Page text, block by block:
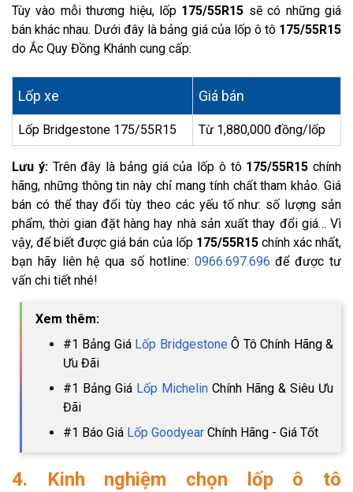
Tùy vào mỗi thương hiệu, lốp 175/55R15 sẽ có những giá
bán khác nhau. Dưới đây là bảng giá của lốp ô tô 175/55R15
do Ắc Quy Đồng Khánh cung cấp:
Lốp xe Giá bán
Lốp Bridgestone 175/55R15 Từ 1,880,000 đồng/lốp
Lưu ý:Trên đây là bảng giá của lốp ô tô 175/55R15 chính
hãng, những thông tin này chỉ mang tính chất tham khảo. Giá
bán có thể thay đổi tùy theo các yếu tố như: số lượng sản
phẩm, thời gian đặt hàng hay nhà sản xuất thay đổi giá… Vì
vậy, để biết được giá bán của lốp 175/55R15chính xác nhất,
bạn hãy liên hệ qua số hotline: 0966.697.696 để được tư
vấn chi tiết nhé!
Xem thêm:
#1 Bảng Giá Lốp Bridgestone Ô Tô Chính Hãng &
Ưu Đãi
#1 Bảng Giá Lốp Michelin Chính Hãng & Siêu Ưu
Đãi
#1 Báo Giá Lốp Goodyear Chính Hãng - Giá Tốt
4. Kinh nghiệm chọn lốp ô tô